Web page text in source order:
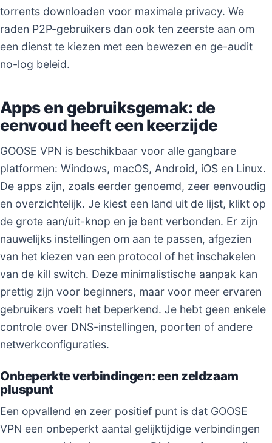
torrents downloaden voor maximale privacy. We
raden P2P-gebruikers dan ook ten zeerste aan om
een dienst te kiezen met een bewezen en ge-audit
no-log beleid.
Apps en gebruiksgemak: de
eenvoud heeft een keerzijde
GOOSE VPN is beschikbaar voor alle gangbare
platformen: Windows, macOS, Android, iOS en Linux.
De apps zijn, zoals eerder genoemd, zeer eenvoudig
en overzichtelijk. Je kiest een land uit de lijst, klikt op
de grote aan/uit-knop en je bent verbonden. Er zijn
nauwelijks instellingen om aan te passen, afgezien
van het kiezen van een protocol of het inschakelen
van de kill switch. Deze minimalistische aanpak kan
prettig zijn voor beginners, maar voor meer ervaren
gebruikers voelt het beperkend. Je hebt geen enkele
controle over DNS-instellingen, poorten of andere
netwerkconfiguraties.
Onbeperkte verbindingen: een zeldzaam
pluspunt
Een opvallend en zeer positief punt is dat GOOSE
VPN een onbeperkt aantal gelijktijdige verbindingen